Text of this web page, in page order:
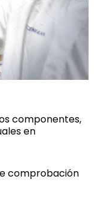
componentes,
en
comprobación